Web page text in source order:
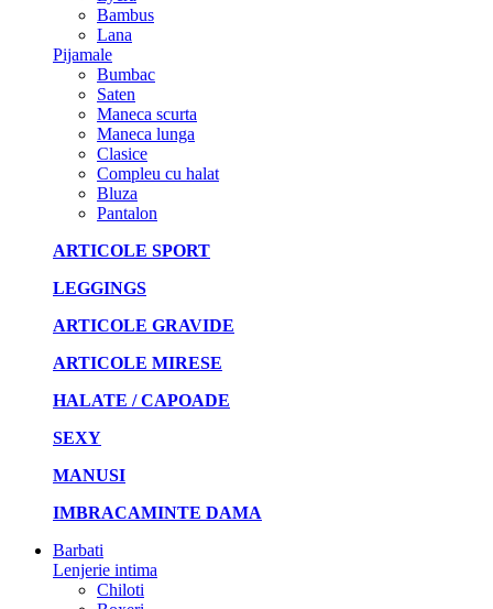
Bambus
Lana
Pijamale
Bumbac
Saten
Maneca scurta
Maneca lunga
Clasice
Compleu cu halat
Bluza
Pantalon
ARTICOLE SPORT
LEGGINGS
ARTICOLE GRAVIDE
ARTICOLE MIRESE
HALATE / CAPOADE
SEXY
MANUSI
IMBRACAMINTE DAMA
Barbati
Lenjerie intima
Chiloti